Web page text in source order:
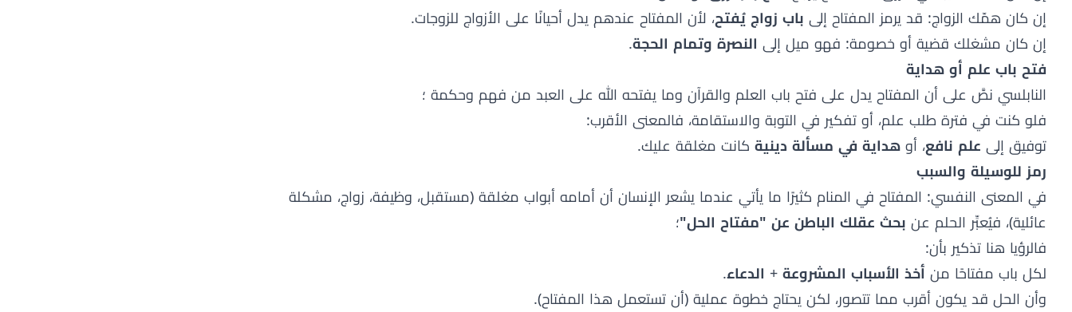
إن كان همّك الزواج: قد يرمز المفتاح إلى باب زواج يُفتح، لأن المفتاح عندهم يدل أحيانًا على الأزواج للزوجات.
إن كان مشغلك قضية أو خصومة: فهو ميل إلى النصرة وتمام الحجة.
فتح باب علم أو هداية
النابلسي نصَّ على أن المفتاح يدل على فتح باب العلم والقرآن وما يفتحه الله على العبد من فهم وحكمة ؛
فلو كنت في فترة طلب علم، أو تفكير في التوبة والاستقامة، فالمعنى الأقرب:
توفيق إلى علم نافع، أوهداية في مسألة دينية كانت مغلقة عليك.
رمز للوسيلة والسبب
في المعنى النفسي: المفتاح في المنام كثيرًا ما يأتي عندما يشعر الإنسان أن أمامه أبواب مغلقة (مستقبل، وظيفة، زواج، مشكلة
عائلية)، فيُعبِّر الحلم عن بحث عقلك الباطن عن "مفتاح الحل"؛
فالرؤيا هنا تذكير بأن:
لكل باب مفتاحًا من أخذ الأسباب المشروعة+ الدعاء.
وأن الحل قد يكون أقرب مما تتصور، لكن يحتاج خطوة عملية (أن تستعمل هذا المفتاح).